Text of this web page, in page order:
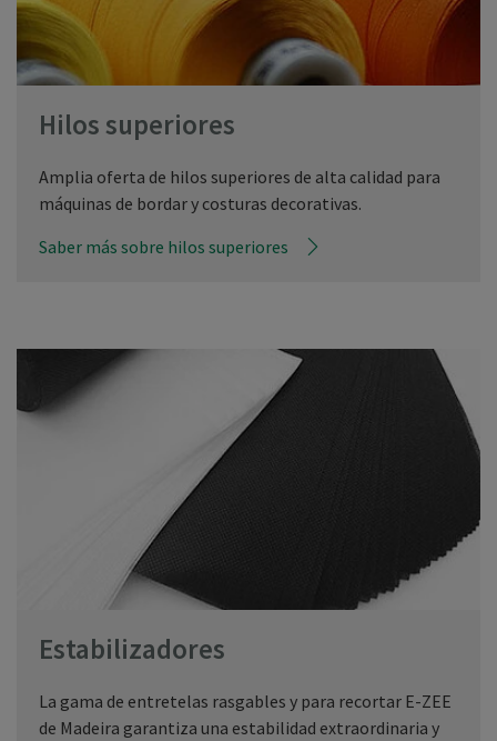
Hilos superiores
Amplia oferta de hilos superiores de alta calidad para
máquinas de bordar y costuras decorativas.
Saber más sobre hilos superiores
Estabilizadores
La gama de entretelas rasgables y para recortar E-ZEE
de Madeira garantiza una estabilidad extraordinaria y